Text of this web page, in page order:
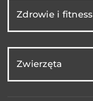
Zdrowie i fitness
Zwierzęta